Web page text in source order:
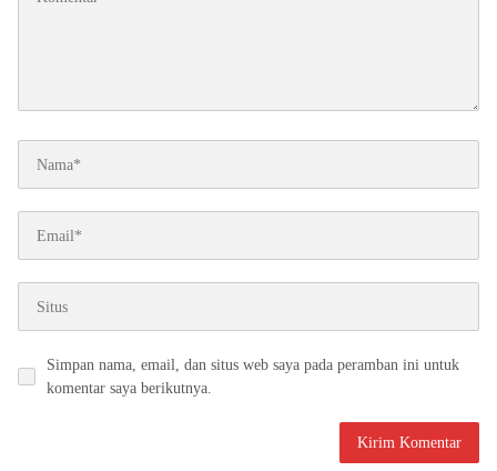
Simpan nama, email, dan situs web saya pada peramban ini untuk
komentar saya berikutnya.